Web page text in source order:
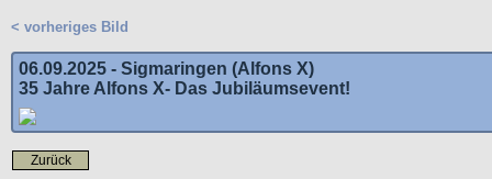
< vorheriges Bild
06.09.2025 - Sigmaringen (Alfons X)
35 Jahre Alfons X- Das Jubiläumsevent!